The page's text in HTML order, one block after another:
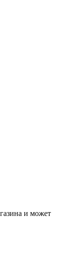
и может